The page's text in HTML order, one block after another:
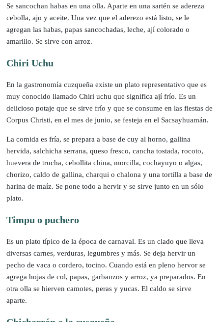
Se sancochan habas en una olla. Aparte en una sartén se adereza
cebolla, ajo y aceite. Una vez que el aderezo está listo, se le
agregan las habas, papas sancochadas, leche, ají colorado o
amarillo. Se sirve con arroz.
Chiri Uchu
En la gastronomía cuzqueña existe un plato representativo que es
muy conocido llamado Chiri uchu que significa ají frío. Es un
delicioso potaje que se sirve frío y que se consume en las fiestas de
Corpus Christi, en el mes de junio, se festeja en el Sacsayhuamán.
La comida es fría, se prepara a base de cuy al horno, gallina
hervida, salchicha serrana, queso fresco, cancha tostada, rocoto,
huevera de trucha, cebollita china, morcilla, cochayuyo o algas,
chorizo, caldo de gallina, charqui o chalona y una tortilla a base de
harina de maíz. Se pone todo a hervir y se sirve junto en un sólo
plato.
Timpu o puchero
Es un plato típico de la época de carnaval. Es un clado que lleva
diversas carnes, verduras, legumbres y más. Se deja hervir un
pecho de vaca o cordero, tocino. Cuando está en pleno hervor se
agrega hojas de col, papas, garbanzos y arroz, ya preparados. En
otra olla se hierven camotes, peras y yucas. El caldo se sirve
aparte.